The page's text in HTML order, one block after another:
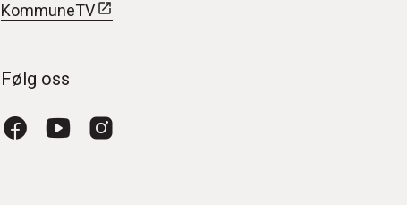
KommuneTV
Følg oss
FacebookYouTube